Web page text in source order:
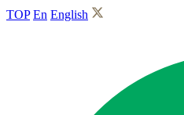
TOP En English